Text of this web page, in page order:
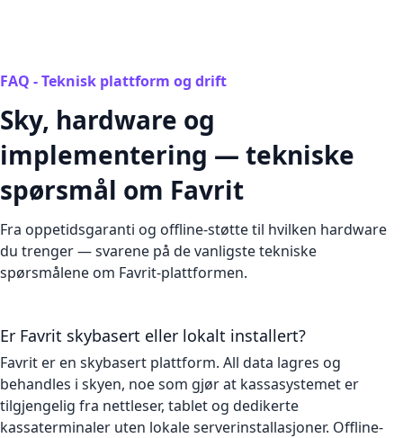
FAQ - Teknisk plattform og drift
Sky, hardware og
implementering — tekniske
spørsmål om Favrit
Fra oppetidsgaranti og offline-støtte til hvilken hardware
du trenger — svarene på de vanligste tekniske
spørsmålene om Favrit-plattformen.
Er Favrit skybasert eller lokalt installert?
Favrit er en skybasert plattform. All data lagres og
behandles i skyen, noe som gjør at kassasystemet er
tilgjengelig fra nettleser, tablet og dedikerte
kassaterminaler uten lokale serverinstallаsjoner. Offline-